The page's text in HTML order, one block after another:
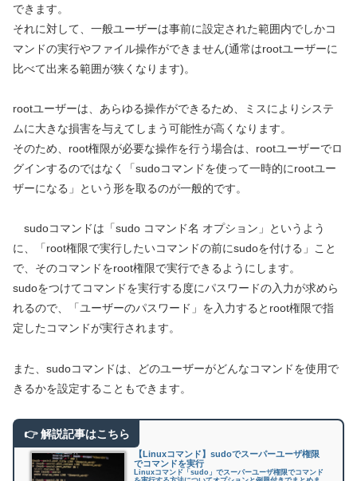
できます。
それに対して、一般ユーザーは事前に設定された範囲内でしかコ
マンドの実行やファイル操作ができません(通常はrootユーザーに
比べて出来る範囲が狭くなります)。
rootユーザーは、あらゆる操作ができるため、ミスによりシステ
ムに大きな損害を与えてしまう可能性が高くなります。
そのため、root権限が必要な操作を行う場合は、rootユーザーでロ
グインするのではなく「sudoコマンドを使って一時的にrootユー
ザーになる」という形を取るのが一般的です。
sudoコマンドは「sudo コマンド名 オプション」というよう
に、「root権限で実行したいコマンドの前にsudoを付ける」こと
で、そのコマンドをroot権限で実行できるようにします。
sudoをつけてコマンドを実行する度にパスワードの入力が求めら
れるので、「ユーザーのパスワード」を入力するとroot権限で指
定したコマンドが実行されます。
また、sudoコマンドは、どのユーザーがどんなコマンドを使用で
きるかを設定することもできます。
【Linuxコマンド】sudoでスーパーユーザ権限
でコマンドを実行
Linuxコマンド「sudo」でスーパーユーザ権限でコマンド